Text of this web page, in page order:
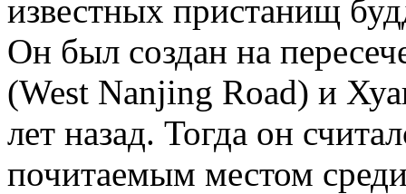
известных пристанищ
Он был создан на
(West Nanjing Road) и
лет назад. Тогда он
почитаемым местом